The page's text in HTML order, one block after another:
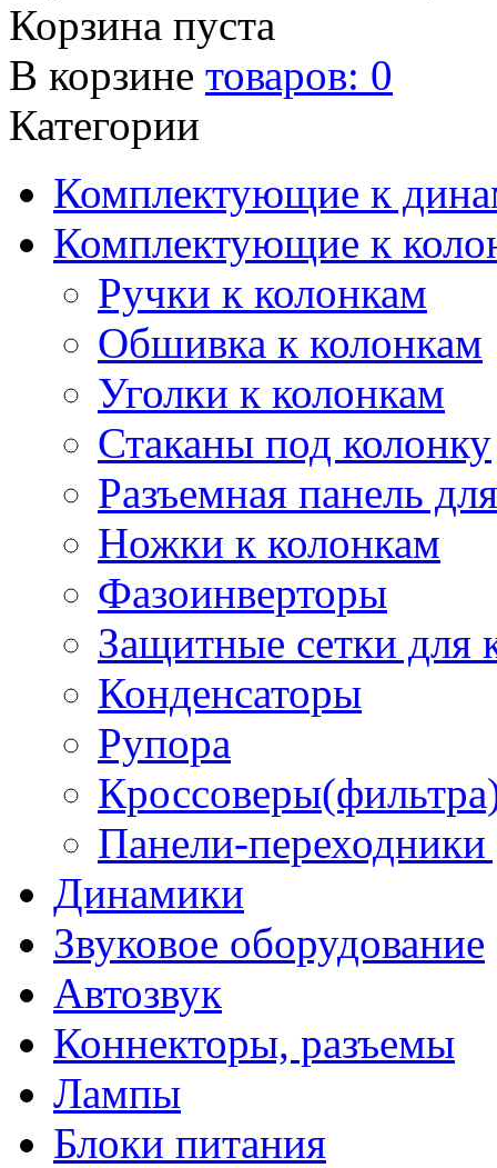
Корзина пуста
В корзине товаров: 0
Категории
Комплектующие к
Комплектующие к
Ручки к колонкам
Обшивка к колонкам
Уголки к колонкам
Стаканы под колонку
Разъемная панель
Ножки к колонкам
Фазоинверторы
Защитные сетки для
Конденсаторы
Рупора
Панели-
Динамики
Звуковое оборудование
Автозвук
Коннекторы, разъемы
Лампы
Блоки питания